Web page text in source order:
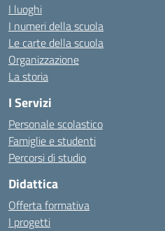
I luoghi
I numeri della scuola
Le carte della scuola
Organizzazione
La storia
I Servizi
Personale scolastico
Famiglie e studenti
Percorsi di studio
Didattica
Offerta formativa
I progetti